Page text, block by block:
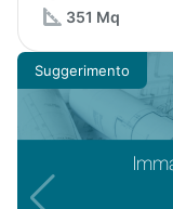
351 Mq
Suggerimento